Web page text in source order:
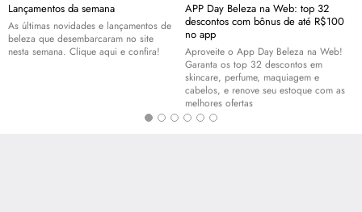
Lançamentos da semana
As últimas novidades e lançamentos de
beleza que desembarcaram no site
nesta semana. Clique aqui e confira!
APP Day Beleza na Web: top 32
descontos com bônus de até R$100
no app
Aproveite o App Day Beleza na Web!
Garanta os top 32 descontos em
skincare, perfume, maquiagem e
cabelos, e renove seu estoque com as
melhores ofertas